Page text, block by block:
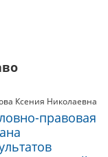
Ксения Николаевна
правовая